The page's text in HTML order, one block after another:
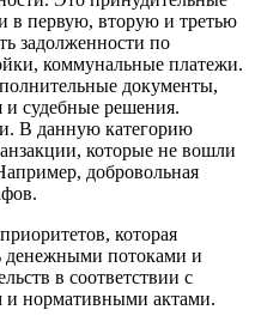
в первую, вторую и третью
задолженности по
коммунальные платежи.
документы,
и судебные решения.
В данную категорию
которые не вошли
добровольная
которая
денежными потоками и
в соответствии с
и нормативными актами.